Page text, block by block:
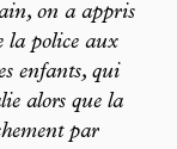
on a appris
la police aux
enfants, qui
alors que la
par